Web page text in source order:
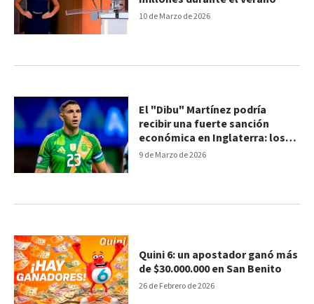
10 de Marzo de 2026
9 de Marzo de 2026
El "Dibu" Martínez podría
recibir una fuerte sanción
económica en Inglaterra: los
motivos
26 de Febrero de 2026
Quini 6: un apostador ganó más
de $30.000.000 en San Benito